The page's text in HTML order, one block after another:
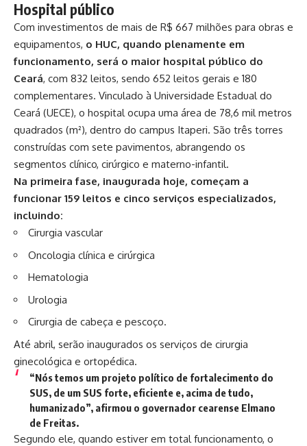
Hospital público
Com investimentos de mais de R$ 667 milhões para obras e
equipamentos, o HUC, quando plenamente em
funcionamento, será o maior hospital público do
Ceará, com 832 leitos, sendo 652 leitos gerais e 180
complementares. Vinculado à Universidade Estadual do
Ceará (UECE), o hospital ocupa uma área de 78,6 mil metros
quadrados (m²), dentro do campus Itaperi. São três torres
construídas com sete pavimentos, abrangendo os
segmentos clínico, cirúrgico e materno-infantil.
Na primeira fase, inaugurada hoje, começam a
funcionar 159 leitos e cinco serviços especializados,
incluindo:
Cirurgia vascular
Oncologia clínica e cirúrgica
Hematologia
Urologia
Cirurgia de cabeça e pescoço.
Até abril, serão inaugurados os serviços de cirurgia
ginecológica e ortopédica.
“Nós temos um projeto político de fortalecimento do
SUS, de um SUS forte, eficiente e, acima de tudo,
humanizado”, afirmou o governador cearense Elmano
de Freitas.
Segundo ele, quando estiver em total funcionamento, o